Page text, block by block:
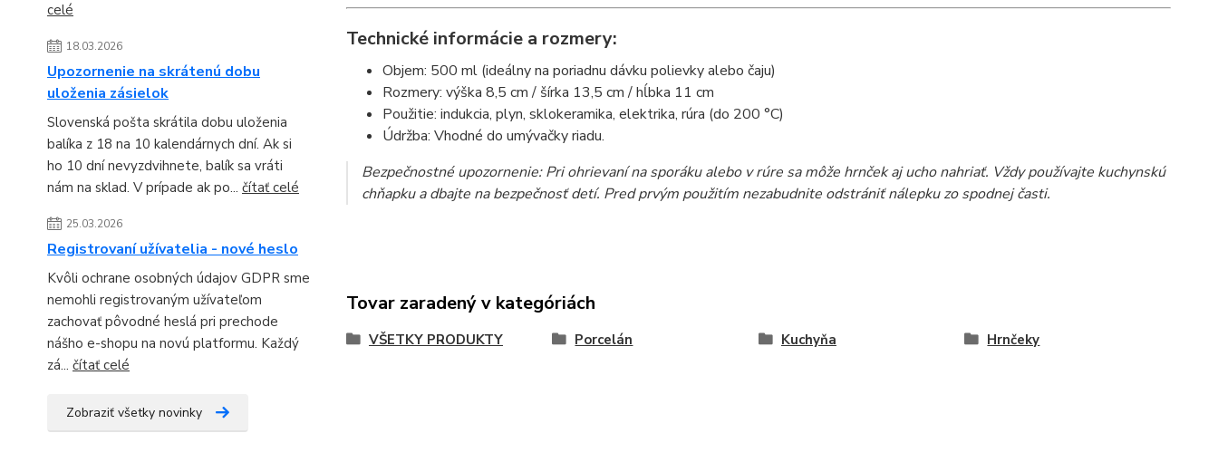
celé
18.03.2026
Upozornenie na skrátenú dobu
uloženia zásielok
Slovenská pošta skrátila dobu uloženia
balíka z 18 na 10 kalendárnych dní. Ak si
ho 10 dní nevyzdvihnete, balík sa vráti
nám na sklad. V prípade ak po... čítať celé
25.03.2026
Registrovaní užívatelia - nové heslo
Kvôli ochrane osobných údajov GDPR sme
nemohli registrovaným užívateľom
zachovať pôvodné heslá pri prechode
nášho e-shopu na novú platformu. Každý
zá... čítať celé
Zobraziť všetky novinky
Technické informácie a rozmery:
Objem: 500 ml (ideálny na poriadnu dávku polievky alebo čaju)
Rozmery: výška 8,5 cm / šírka 13,5 cm / hĺbka 11 cm
Použitie: indukcia, plyn, sklokeramika, elektrika, rúra (do 200 °C)
Údržba: Vhodné do umývačky riadu.
Bezpečnostné upozornenie: Pri ohrievaní na sporáku alebo v rúre sa môže hrnček aj ucho nahriať. Vždy používajte kuchynskú
chňapku a dbajte na bezpečnosť detí. Pred prvým použitím nezabudnite odstrániť nálepku zo spodnej časti.
Tovar zaradený v kategóriách
VŠETKY PRODUKTY Porcelán Kuchyňa Hrnčeky